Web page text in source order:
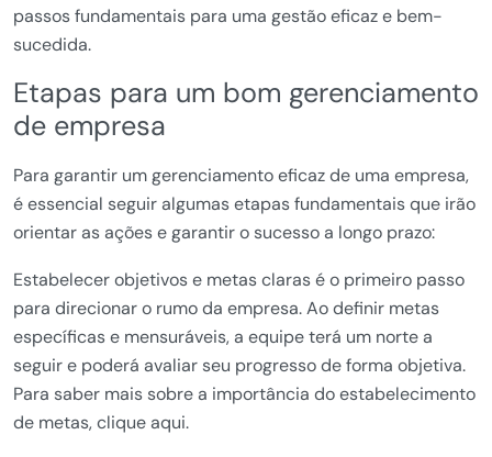
passos fundamentais para uma gestão eficaz e bem-
sucedida.
Etapas para um bom gerenciamento
de empresa
Para garantir um gerenciamento eficaz de uma empresa,
é essencial seguir algumas etapas fundamentais que irão
orientar as ações e garantir o sucesso a longo prazo:
Estabelecer objetivos e metas claras é o primeiro passo
para direcionar o rumo da empresa. Ao definir metas
específicas e mensuráveis, a equipe terá um norte a
seguir e poderá avaliar seu progresso de forma objetiva.
Para saber mais sobre a importância do estabelecimento
de metas, clique aqui.